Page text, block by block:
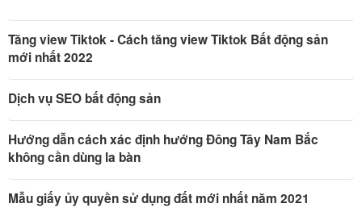
Tăng view Tiktok - Cách tăng view Tiktok Bất động sản
mới nhất 2022
Dịch vụ SEO bất động sản
Hướng dẫn cách xác định hướng Đông Tây Nam Bắc
không cần dùng la bàn
Mẫu giấy ủy quyền sử dụng đất mới nhất năm 2021